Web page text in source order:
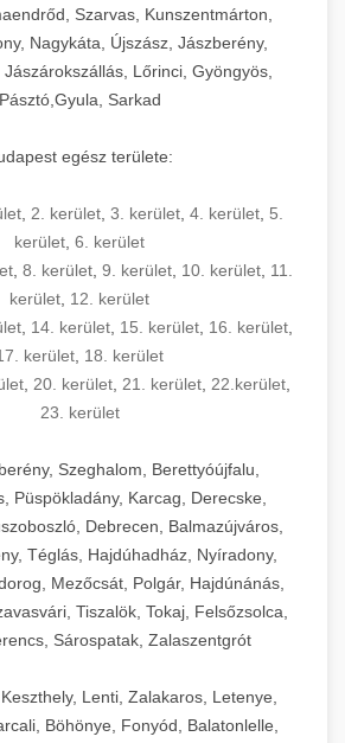
Szarvas, Kunszentmárton,
Nagykáta, Újszász, Jászberény,
Lőrinci, Gyöngyös,
Pásztó,Gyula, Sarkad
egész területe:
2. kerület 3. kerület 4. kerület 5.
kerület 6. kerület
, 8. kerület, 9. kerület, 10. kerület, 11.
kerület 12. kerület
14. kerület 15. kerület 16. kerület
kerület 18. kerület
20. kerület 21. kerület 22.kerület
23. kerület
Szeghalom, Berettyóújfalu,
Püspökladány, Karcag, Derecske,
Debrecen, Balmazújváros,
Téglás, Hajdúhadház, Nyíradony,
Mezőcsát, Polgár, Hajdúnánás,
Tiszalök, Tokaj, Felsőzsolca,
Sárospatak, Zalaszentgrót
Lenti, Zalakaros, Letenye,
Böhönye, Fonyód, Balatonlelle,